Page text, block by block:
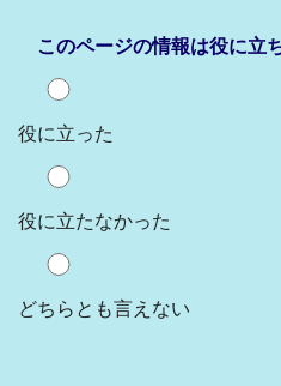
このページの情報は役に立
役に立った
役に立たなかった
どちらとも言えない